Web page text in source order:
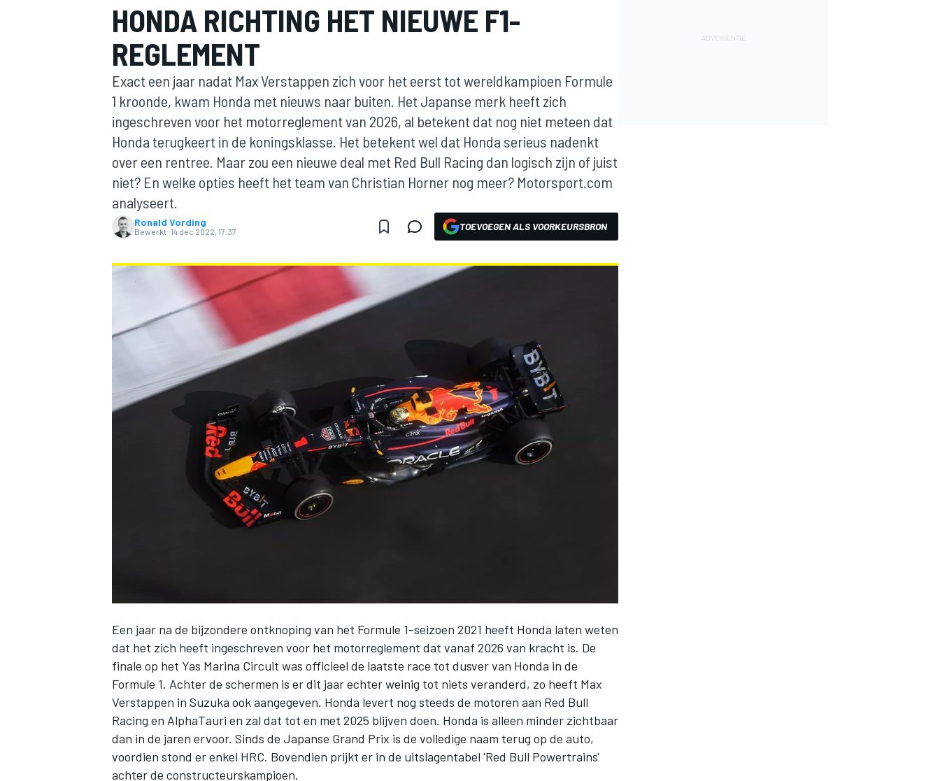
MOTOGP
HONDA RICHTING HET NIEUWE F1-
REGLEMENT
Exact een jaar nadat Max Verstappen zich voor het eerst tot wereldkampioen Formule
1 kroonde, kwam Honda met nieuws naar buiten. Het Japanse merk heeft zich
ingeschreven voor het motorreglement van 2026, al betekent dat nog niet meteen dat
Honda terugkeert in de koningsklasse. Het betekent wel dat Honda serieus nadenkt
over een rentree. Maar zou een nieuwe deal met Red Bull Racing dan logisch zijn of juist
niet? En welke opties heeft het team van Christian Horner nog meer? Motorsport.com
analyseert.
Ronald Vording
Bewerkt: 14 dec 2022, 17:37 TOEVOEGEN ALS VOORKEURSBRON
Een jaar na de bijzondere ontknoping van het Formule 1-seizoen 2021 heeft Honda laten weten
dat het zich heeft ingeschreven voor het motorreglement dat vanaf 2026 van kracht is. De
finale op het Yas Marina Circuit was officieel de laatste race tot dusver van Honda in de
Formule 1. Achter de schermen is er dit jaar echter weinig tot niets veranderd, zo heeft Max
Verstappen in Suzuka ook aangegeven. Honda levert nog steeds de motoren aan Red Bull
Racing en AlphaTauri en zal dat tot en met 2025 blijven doen. Honda is alleen minder zichtbaar
dan in de jaren ervoor. Sinds de Japanse Grand Prix is de volledige naam terug op de auto,
voordien stond er enkel HRC. Bovendien prijkt er in de uitslagentabel 'Red Bull Powertrains'
achter de constructeurskampioen.